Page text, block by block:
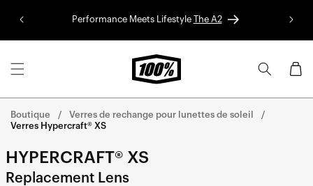
contenu
Performance Meets Lifestyle The A2
Panier
Boutique
Verres de rechange pour lunettes de soleil
Verres Hypercraft® XS
HYPERCRAFT® XS
Replacement Lens